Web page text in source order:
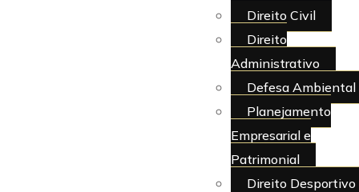
Direito Civil
Direito
Administrativo
Defesa Ambiental
Planejamento
Empresarial e
Patrimonial
Direito Desportivo